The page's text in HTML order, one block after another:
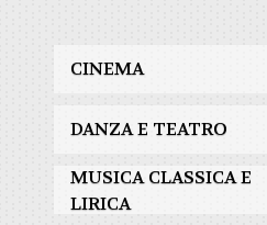
CINEMA
DANZA E TEATRO
MUSICA CLASSICA E
LIRICA